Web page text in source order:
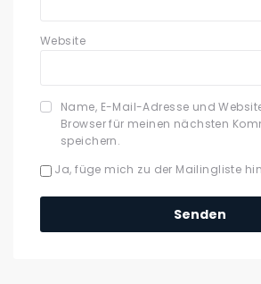
Website
Name, E-Mail-Adresse und
Browser für meinen nächsten
speichern.
Ja, füge mich zu der Mailingliste